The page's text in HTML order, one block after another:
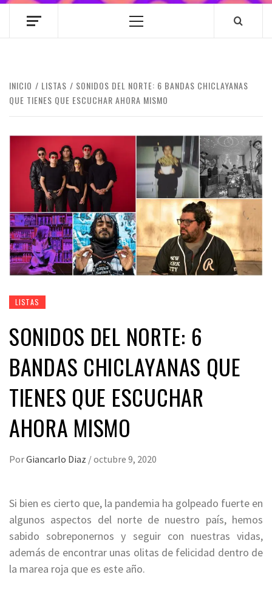
Menú
INICIO LISTAS
SONIDOS DEL NORTE: 6 BANDAS CHICLAYANAS
QUE TIENES QUE ESCUCHAR AHORA MISMO
LISTAS
SONIDOS DEL NORTE: 6
BANDAS CHICLAYANAS QUE
TIENES QUE ESCUCHAR
AHORA MISMO
PorGiancarlo Diaz /octubre 9, 2020
Si bien es cierto que, la pandemia ha golpeado fuerte en
algunos aspectos del norte de nuestro país, hemos
sabido sobreponernos y seguir con nuestras vidas,
además de encontrar unas olitas de felicidad dentro de
la marea roja que es este año.